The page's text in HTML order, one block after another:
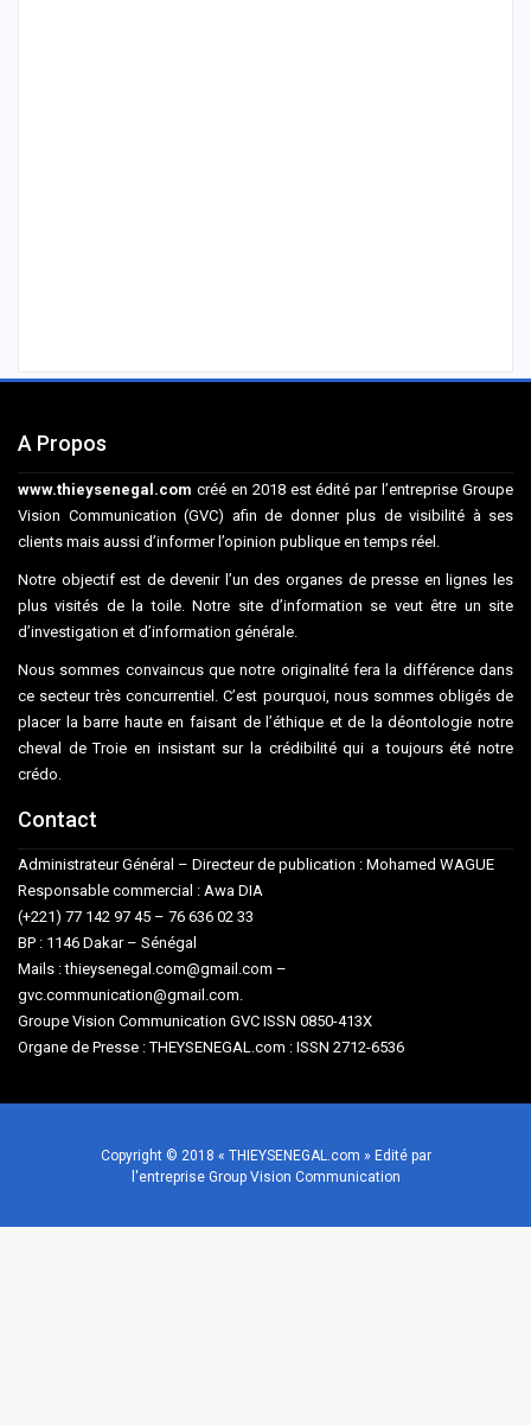
A Propos
www.thieysenegal.com créé en 2018 est édité par l’entreprise Groupe
Vision Communication (GVC) afin de donner plus de visibilité à ses
clients mais aussi d’informer l’opinion publique en temps réel.
Notre objectif est de devenir l’un des organes de presse en lignes les
plus visités de la toile. Notre site d’information se veut être un site
d’investigation et d’information générale.
Nous sommes convaincus que notre originalité fera la différence dans
ce secteur très concurrentiel. C’est pourquoi, nous sommes obligés de
placer la barre haute en faisant de l’éthique et de la déontologie notre
cheval de Troie en insistant sur la crédibilité qui a toujours été notre
crédo.
Contact
Administrateur Général – Directeur de publication : Mohamed WAGUE
Responsable commercial : Awa DIA
(+221) 77 142 97 45 – 76 636 02 33
BP : 1146 Dakar – Sénégal
Mails : thieysenegal.com@gmail.com –
gvc.communication@gmail.com.
Groupe Vision Communication GVC ISSN 0850-413X
Organe de Presse : THEYSENEGAL.com : ISSN 2712-6536
Copyright © 2018 « THIEYSENEGAL.com » Edité par
l'entreprise Group Vision Communication